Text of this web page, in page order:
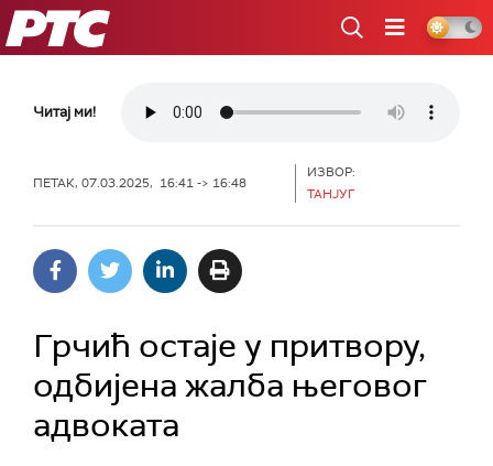
РТС
Читај ми!
ПЕТАК, 07.03.2025, 16:41 -> 16:48
ИЗВОР:
ТАНЈУГ
Грчић остаје у притвору,
одбијена жалба његовог
адвоката